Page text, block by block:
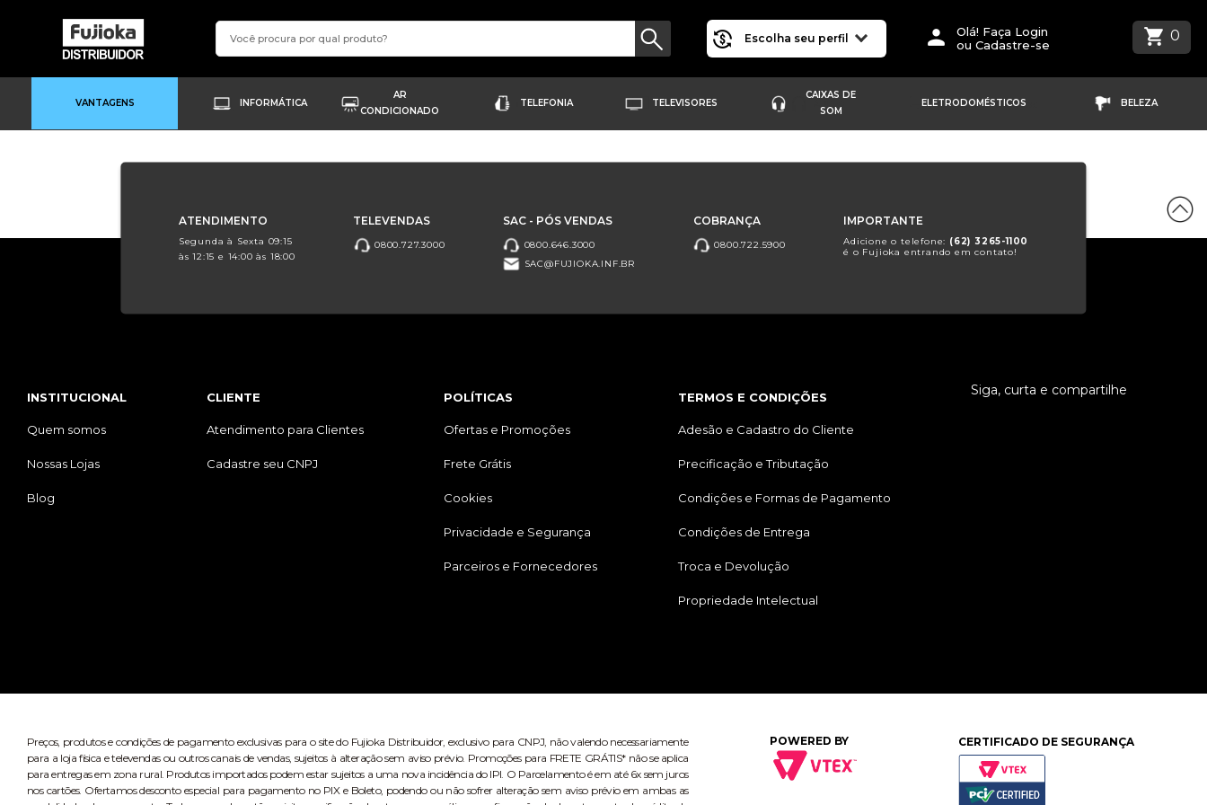
Escolha seu perfil
Olá! Faça Login
ou Cadastre-se
0
VANTAGENS INFORMÁTICA
AR
CONDICIONADO
TELEFONIA TELEVISORES
CAIXAS DE
SOM
ELETRODOMÉSTICOS BELEZA
ATENDIMENTO
Segunda à Sexta 09:15
às 12:15 e 14:00 às 18:00
TELEVENDAS
0800.727.3000
SAC - PÓS VENDAS
0800.646.3000
SAC@FUJIOKA.INF.BR
COBRANÇA
0800.722.5900
IMPORTANTE
Adicione o telefone: (62) 3265-1100
é o Fujioka entrando em contato!
INSTITUCIONAL
Quem somos
Nossas Lojas
Blog
CLIENTE
Atendimento para Clientes
Cadastre seu CNPJ
POLÍTICAS
Ofertas e Promoções
Frete Grátis
Cookies
Privacidade e Segurança
Parceiros e Fornecedores
TERMOS E CONDIÇÕES
Adesão e Cadastro do Cliente
Precificação e Tributação
Condições e Formas de Pagamento
Condições de Entrega
Troca e Devolução
Propriedade Intelectual
Siga, curta e compartilhe
Preços, produtos e condições de pagamento exclusivas para o site do Fujioka Distribuidor, exclusivo para CNPJ, não valendo necessariamente
para a loja física e televendas ou outros canais de vendas, sujeitos à alteração sem aviso prévio. Promoções para FRETE GRÁTIS* não se aplica
para entregas em zona rural. Produtos importados podem estar sujeitos a uma nova incidência do IPI. O Parcelamento é em até 6x sem juros
nos cartões. Ofertamos desconto especial para pagamento no PIX e Boleto, podendo ou não sofrer alteração sem aviso prévio em ambas as
POWERED BY CERTIFICADO DE SEGURANÇA